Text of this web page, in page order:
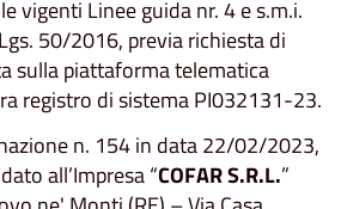
vigenti Linee guida nr. 4 e s.m.i.
50/2016, previa richiesta di
sulla piattaforma telematica
registro di sistema PI032131-23.
n. 154 in data 22/02/2023,
all’Impresa “COFAR S.R.L.”